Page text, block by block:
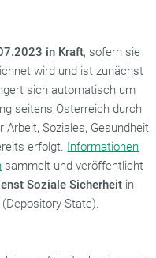
in Kraft, sofern sie
wird und ist zunächst
sich automatisch um
seitens Österreich durch
Soziales, Gesundheit,
erfolgt. Informationen
sammelt und veröffentlicht
Soziale Sicherheit in
State).